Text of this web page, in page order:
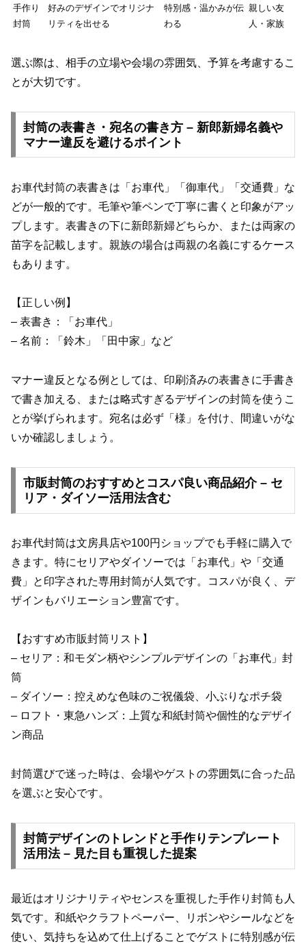
手作り
封筒
好みのデザインでオリジナ
リティを出せる
特別感・温かみが伝
わる
親しい友
人・家族
選ぶ際は、相手の立場や会場の雰囲気、予算を考慮するこ
とが大切です。
封筒の表書き・宛名の書き方 – 新郎新婦名義や
マナー違反を避けるポイント
お車代封筒の表書きは「お車代」「御車代」「交通費」な
どが一般的です。毛筆や筆ペンで丁寧に書くと印象がアッ
プします。表書きの下に新郎新婦どちらか、または両家の
苗字を記載します。親族の場合は両親の名義にするケース
もあります。
【正しい例】
– 表書き：「お車代」
– 名前：「鈴木」「田中家」など
マナー違反となる例としては、印刷済みの表書きに手書き
で書き加える、または略式すぎるデザインの封筒を使うこ
とが挙げられます。宛名は必ず「様」を付け、間違いがな
いか確認しましょう。
市販封筒のおすすめとコスパ良い商品紹介 – セ
リア・ダイソー活用法含む
お車代封筒は文房具店や100円ショップでも手軽に購入で
きます。特にセリアやダイソーでは「お車代」や「交通
費」と印字された専用封筒が人気です。コスパが良く、デ
ザインもバリエーション豊富です。
【おすすめ市販封筒リスト】
– セリア：和モダン柄やシンプルデザインの「お車代」封
筒
– ダイソー：控えめな色味のご祝儀袋、小ぶりなポチ袋
– ロフト・東急ハンズ：上質な和紙封筒や個性的なデザイ
ン商品
封筒選びで迷った時は、会場やゲストの雰囲気に合った品
を選ぶと安心です。
封筒デザインのトレンドと手作りテンプレート
活用法 – 見た目も重視した提案
最近はオリジナリティやセンスを重視した手作り封筒も人
気です。和紙やクラフトペーパー、リボンやシールなどを
使い、気持ちを込めて仕上げることでゲストに特別感が伝